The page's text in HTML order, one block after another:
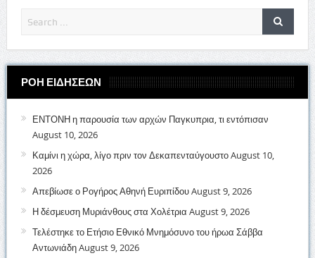
ΡΟΗ ΕΙΔΗΣΕΩΝ
ΕΝΤΟΝΗ η παρουσία των αρχών Παγκυπρια, τι εντόπισαν
August 10, 2026
Καμίνι η χώρα, λίγο πριν τον ΔεκαπενταύγουστοAugust 10,
2026
Απεβίωσε ο Ρογήρος Αθηνή ΕυριπίδουAugust 9, 2026
Η δέσμευση Μυριάνθους στα Χολέτρια August 9, 2026
Τελέστηκε το Ετήσιο Εθνικό Μνημόσυνο του ήρωα Σάββα
ΑντωνιάδηAugust 9, 2026